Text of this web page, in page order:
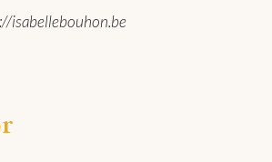
isabellebouhon.be